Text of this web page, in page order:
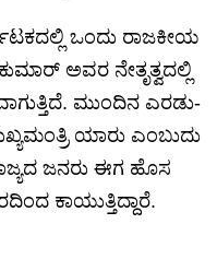
ಒಂದು ರಾಜಕೀಯ
ಅವರ ನೇತೃತ್ವದಲ್ಲಿ
ಮುಂದಿನ ಎರಡು-
ಯಾರು ಎಂಬುದು
ಜನರು ಈಗ ಹೊಸ
ಕಾಯುತ್ತಿದ್ದಾರೆ.